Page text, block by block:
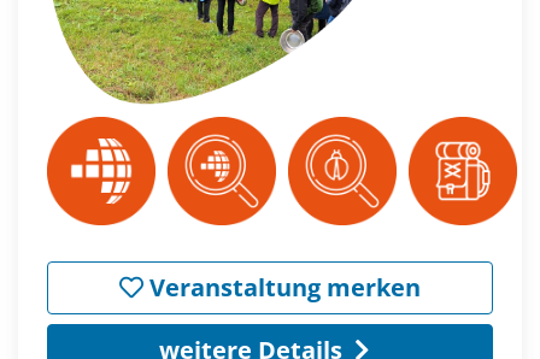
Veranstaltung merken
weitere Details